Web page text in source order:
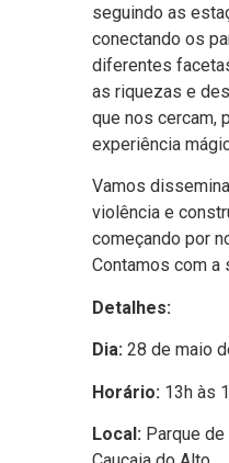
seguindo as
conectando os
diferentes
as riquezas e
que nos cercam,
experiência
Vamos
violência e
começando por
Contamos com a
Detalhes:
Dia: 28 de maio
Horário: 13h às
Local: Parque